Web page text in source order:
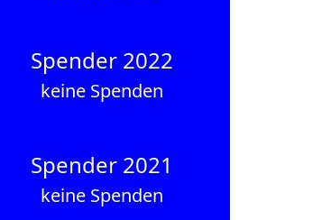
Spender 2022
keine Spenden
Spender 2021
keine Spenden